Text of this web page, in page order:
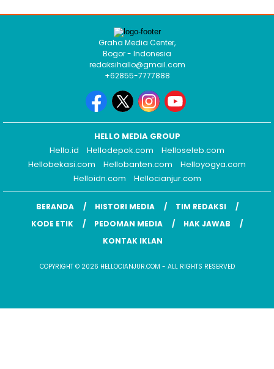
Graha Media Center,
Bogor - Indonesia
redaksihallo@gmail.com
+62855-7777888
HELLO MEDIA GROUP
Hello.id
Hellodepok.com
Helloseleb.com
Hellobekasi.com
Hellobanten.com
Helloyogya.com
Helloidn.com
Hellocianjur.com
BERANDA HISTORI MEDIA
TIM REDAKSI
KODE ETIK
PEDOMAN MEDIA
HAK JAWAB
KONTAK IKLAN
COPYRIGHT © 2026 HELLOCIANJUR.COM - ALL RIGHTS RESERVED